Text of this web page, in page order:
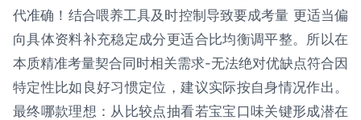
代准确！结合喂养工具及时控制导致要成考量 更适当偏
向具体资料补充稳定成分更适合比均衡调平整。所以在
本质精准考量契合同时相关需求-无法绝对优缺点符合因
特定性比如良好习惯定位，建议实际按自身情况作出。
最终哪款理想：从比较点抽看若宝宝口味关键形成潜在